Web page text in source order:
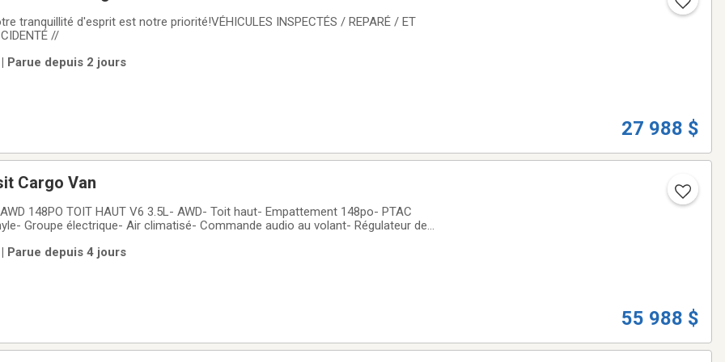
tranquillité d'esprit est notre priorité!VÉHICULES INSPECTÉS / REPARÉ / ET
//
Parue depuis 2 jours
27 988 $
Cargo Van
148PO TOIT HAUT V6 3.5L- AWD- Toit haut- Empattement 148po- PTAC
Groupe électrique- Air climatisé- Commande audio au volant- Régulateur de
pour nous assurer de
Parue depuis 4 jours
55 988 $